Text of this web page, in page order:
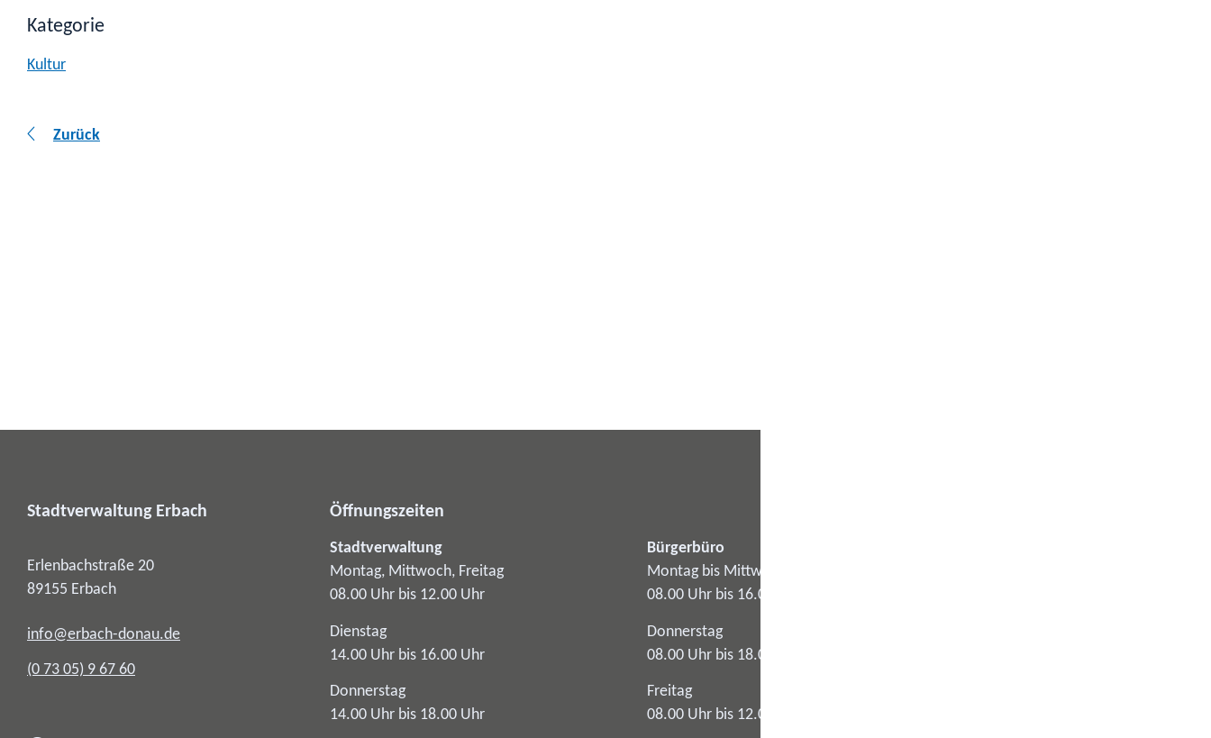
Kategorie
Kultur
Zurück
Stadtverwaltung Erbach
Erlenbachstraße 20
89155 Erbach
info@erbach-donau.de
(0 73 05) 9 67 60
Öffnungszeiten
Stadtverwaltung
Montag, Mittwoch, Freitag
08.00 Uhr bis 12.00 Uhr
Dienstag
14.00 Uhr bis 16.00 Uhr
Donnerstag
14.00 Uhr bis 18.00 Uhr
Bürgerbüro
Montag bis Mittwoch
08.00 Uhr bis 16.00 Uhr
Donnerstag
08.00 Uhr bis 18.00 Uhr
Freitag
08.00 Uhr bis 12.00 Uhr